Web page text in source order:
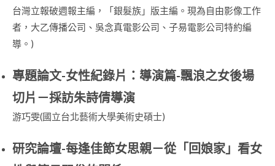
台灣立報破週報主編，「銀髮族」版主編。現為自由影像工作
者，大乙傳播公司、吳念真電影公司、子易電影公司特約編
導。)
專題論文-女性紀錄片：導演篇-飄浪之女後場
切片－採訪朱詩倩導演
游巧雯(國立台北藝術大學美術史碩士)
研究論壇-每逢佳節女思親－從「回娘家」看女